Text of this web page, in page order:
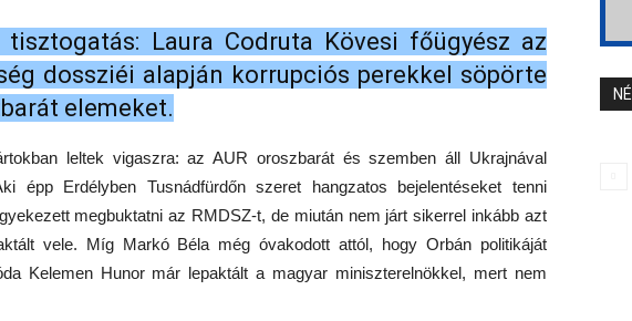
Laura Codruta Kövesi főügyész az
dossziéi alapján korrupciós perekkel söpörte
elemeket.
leltek vigaszra: az AUR oroszbarát és szemben áll Ukrajnával
épp Erdélyben Tusnádfürdőn szeret hangzatos bejelentéseket tenni
megbuktatni az RMDSZ-t, de miután nem járt sikerrel inkább azt
vele. Míg Markó Béla még óvakodott attól, hogy Orbán politikáját
Kelemen Hunor már lepaktált a magyar miniszterelnökkel, mert nem